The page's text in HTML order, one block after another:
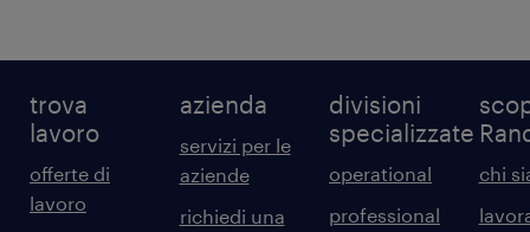
trova
lavoro
offerte di
lavoro
azienda
servizi per le
aziende
richiedi una
divisioni
specializzate
operational
professional
chi